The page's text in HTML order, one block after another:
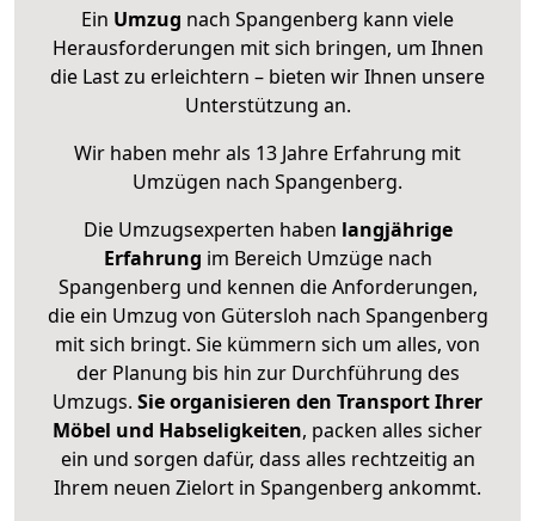
Ein Umzug nach Spangenberg kann viele
Herausforderungen mit sich bringen, um Ihnen
die Last zu erleichtern – bieten wir Ihnen unsere
Unterstützung an.
Wir haben mehr als 13 Jahre Erfahrung mit
Umzügen nach Spangenberg.
Die Umzugsexperten haben langjährige
Erfahrung im Bereich Umzüge nach
Spangenberg und kennen die Anforderungen,
die ein Umzug von Gütersloh nach Spangenberg
mit sich bringt. Sie kümmern sich um alles, von
der Planung bis hin zur Durchführung des
Umzugs. Sie organisieren den Transport Ihrer
Möbel und Habseligkeiten, packen alles sicher
ein und sorgen dafür, dass alles rechtzeitig an
Ihrem neuen Zielort in Spangenberg ankommt.